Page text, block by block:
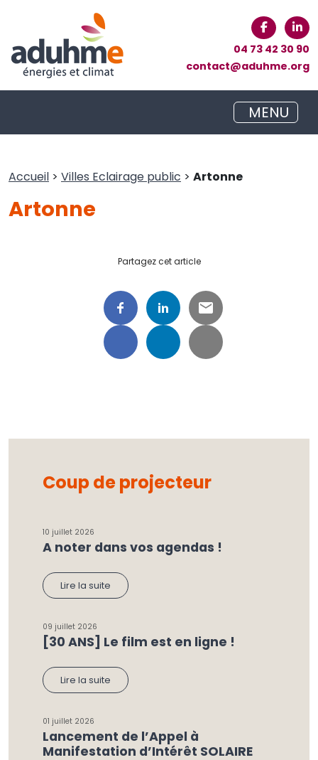
04 73 42 30 90
contact@aduhme.org
MENU
Accueil > Villes Eclairage public > Artonne
Artonne
Partagez cet article
Coup de projecteur
10 juillet 2026
A noter dans vos agendas !
Lire la suite
09 juillet 2026
[30 ANS] Le film est en ligne !
Lire la suite
01 juillet 2026
Lancement de l’Appel à
Manifestation d’Intérêt SOLAIRE